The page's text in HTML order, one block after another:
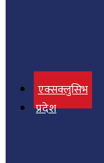
एक्सक्लुसिभ
प्रदेश